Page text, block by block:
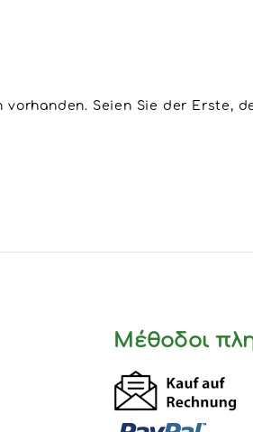
Seien Sie der Erste,
Μέθοδοι